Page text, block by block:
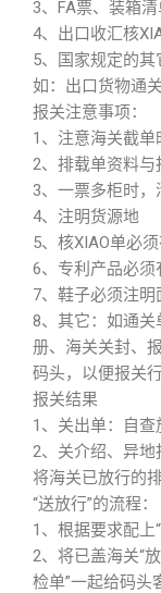
3、FA票、装箱清
4、出口收汇核
5、国家规定的其
如：出口货物通
报关注意事项：
1、注意海关截单
2、排载单资料与
3、一票多柜时，
4、注明货源地
5、核XIAO单必
6、专利产品必须
7、鞋子必须注明
8、其它：如通
册、海关关封、
码头，以便报关
报关结果
1、关出单：自
2、关介绍、异
将海关已放行的
“送放行”的流程：
1、根据要求配上
2、将已盖海关“
检单”一起给码头